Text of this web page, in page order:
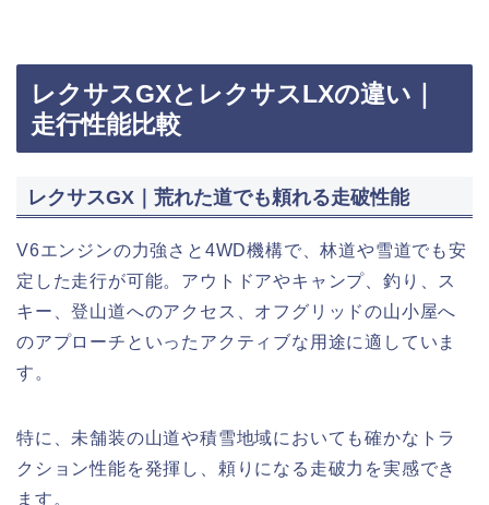
レクサスGXとレクサスLXの違い｜
走行性能比較
レクサスGX｜荒れた道でも頼れる走破性能
V6エンジンの力強さと4WD機構で、林道や雪道でも安
定した走行が可能。アウトドアやキャンプ、釣り、ス
キー、登山道へのアクセス、オフグリッドの山小屋へ
のアプローチといったアクティブな用途に適していま
す。
特に、未舗装の山道や積雪地域においても確かなトラ
クション性能を発揮し、頼りになる走破力を実感でき
ます。